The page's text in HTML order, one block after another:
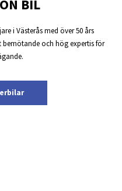
BIL
i Västerås med över 50 års
bemötande och hög expertis för